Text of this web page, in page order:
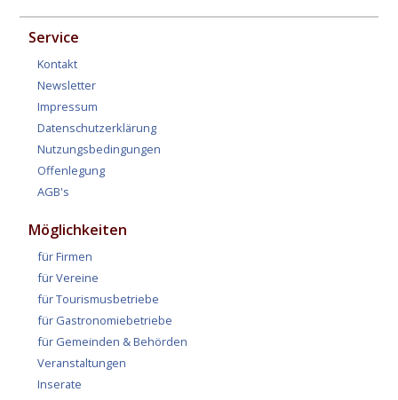
Service
Kontakt
Newsletter
Impressum
Datenschutzerklärung
Nutzungsbedingungen
Offenlegung
AGB's
Möglichkeiten
für Firmen
für Vereine
für Tourismusbetriebe
für Gastronomiebetriebe
für Gemeinden & Behörden
Veranstaltungen
Inserate